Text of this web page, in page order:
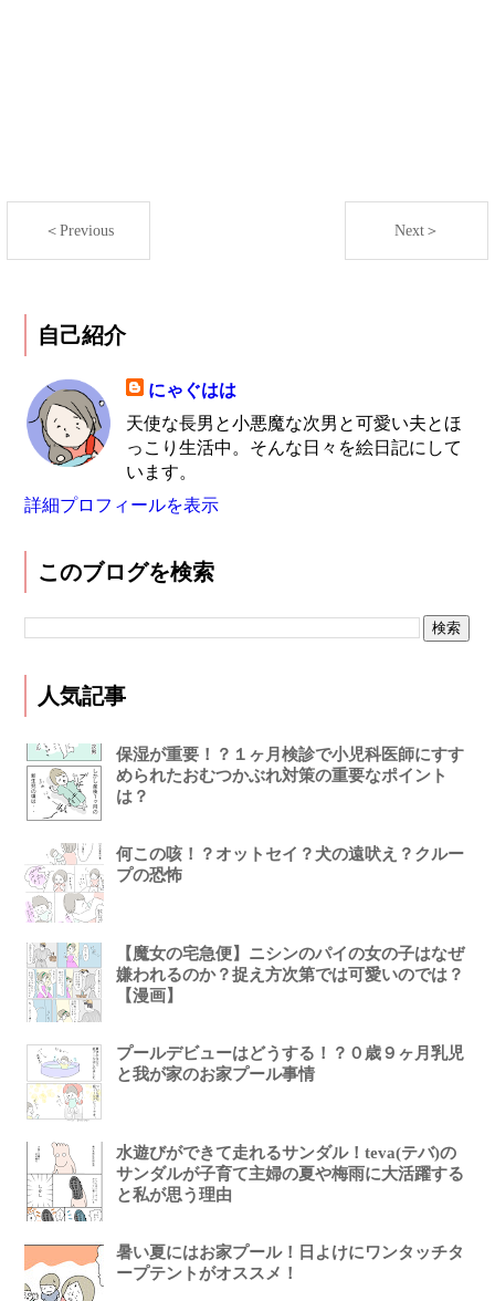
＜Previous Next＞
自己紹介
にゃぐはは
天使な長男と小悪魔な次男と可愛い夫とほ
っこり生活中。そんな日々を絵日記にして
います。
詳細プロフィールを表示
このブログを検索
人気記事
保湿が重要！？１ヶ月検診で小児科医師にすす
められたおむつかぶれ対策の重要なポイント
は？
何この咳！？オットセイ？犬の遠吠え？クルー
プの恐怖
【魔女の宅急便】ニシンのパイの女の子はなぜ
嫌われるのか？捉え方次第では可愛いのでは？
【漫画】
プールデビューはどうする！？０歳９ヶ月乳児
と我が家のお家プール事情
水遊びができて走れるサンダル！teva(テバ)の
サンダルが子育て主婦の夏や梅雨に大活躍する
と私が思う理由
暑い夏にはお家プール！日よけにワンタッチタ
ープテントがオススメ！